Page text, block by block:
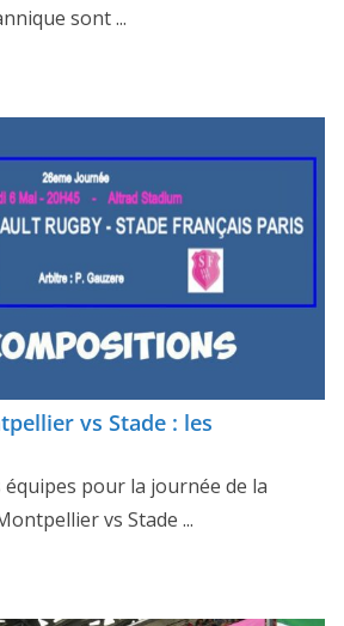
sont ...
vs Stade : les
pour la journée de la
vs Stade ...